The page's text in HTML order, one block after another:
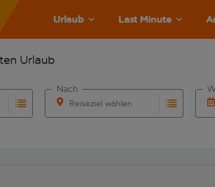
Urlaub Last Minute
Urlaub
Reiseziel wählen
Nach